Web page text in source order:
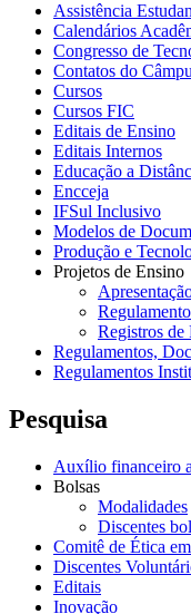
Assistência
Calendários
Congresso de
Contatos do
Cursos
Cursos FIC
Editais de Ensino
Editais Internos
Educação a
Encceja
IFSul Inclusivo
Modelos de
Produção e
Projetos de Ensino
Registros de
Regulamentos,
Regulamentos
Pesquisa
Auxílio financeiro
Bolsas
Modalidades
Discentes
Comitê de Ética
Discentes
Editais
Inovação